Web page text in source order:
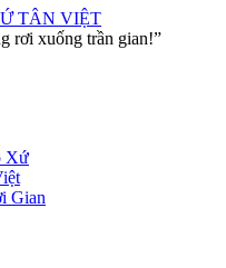
rơi xuống trần gian!”
Xứ
Gian